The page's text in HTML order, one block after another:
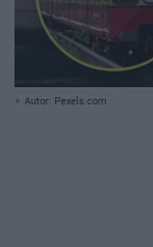
Autor: Pexels.com